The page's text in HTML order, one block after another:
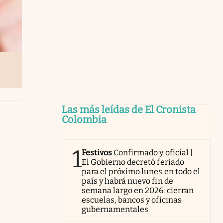
Las más leídas de El Cronista
Colombia
1Festivos Confirmado y oficial |
El Gobierno decretó feriado
para el próximo lunes en todo el
país y habrá nuevo fin de
semana largo en 2026: cierran
escuelas, bancos y oficinas
gubernamentales